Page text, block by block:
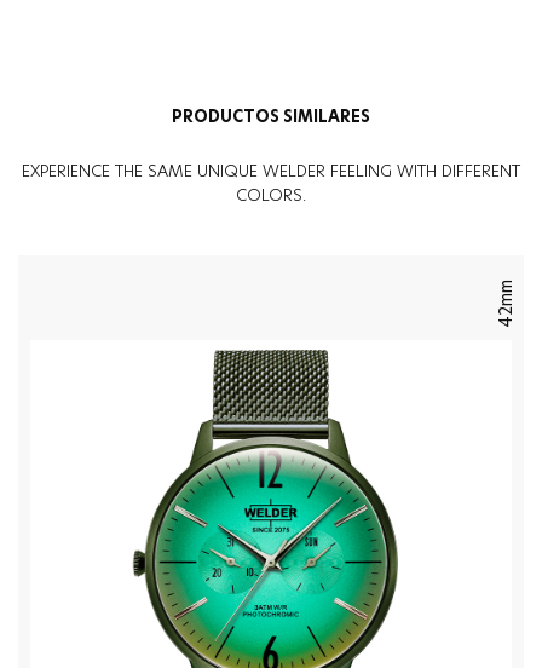
PRODUCTOS SIMILARES
EXPERIENCE THE SAME UNIQUE WELDER FEELING WITH DIFFERENT
COLORS.
42mm